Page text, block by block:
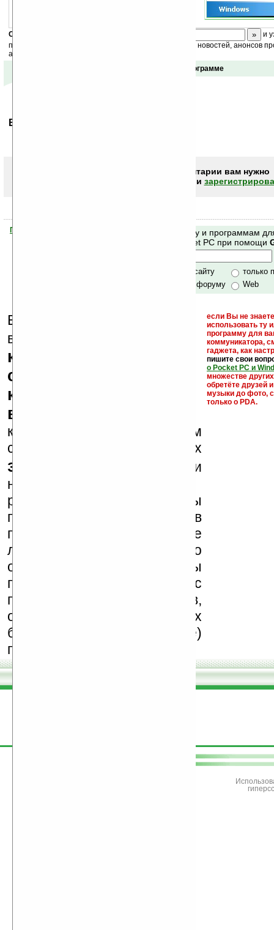
Скоро
и
получайте ежедневный или еженедельный дайджест новостей, анонсов
акций сайта на ваш почтовый ящик.
Отзывы о программе
Ваше мнение будет первым.
Чтобы писать комментарии вам нужно
или
Помогите Ладошкам стать лучше
Поиск по сайту и программам
Mobile и Pocket PC при помощи
только по сайту
только
по сайту и форуму
Web
Еще раз обращаем
внимание, что
кряки - лекарства,
серийные номера,
ключи и ссылки на
варезные сайты
если Вы не
использовать ту
программу для
коммуникатора,
гаджета, как
пишите свои
о Pocket PC и
множестве
обретёте друзей
музыки до фото,
только о PDA.
к публикации на нашем
сайте в комментариях
запрещены
, как и
несанкционированная
реклама (спам). Мы
поддерживаем авторов
программ и развитие
легального программного
обеспечения. Также мы
призываем Вас
поддерживать авторов,
особенно создающих
бесплатные (freeware)
программы.